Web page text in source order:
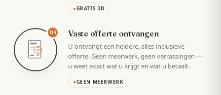
●GRATIS 3D
VAST
04 Vaste offerte ontvangen
U ontvangt een heldere, alles-inclusieve
offerte. Geen meerwerk, geen verrassingen —
u weet exact wat u krijgt en wat u betaalt.
●GEEN MEERWERK